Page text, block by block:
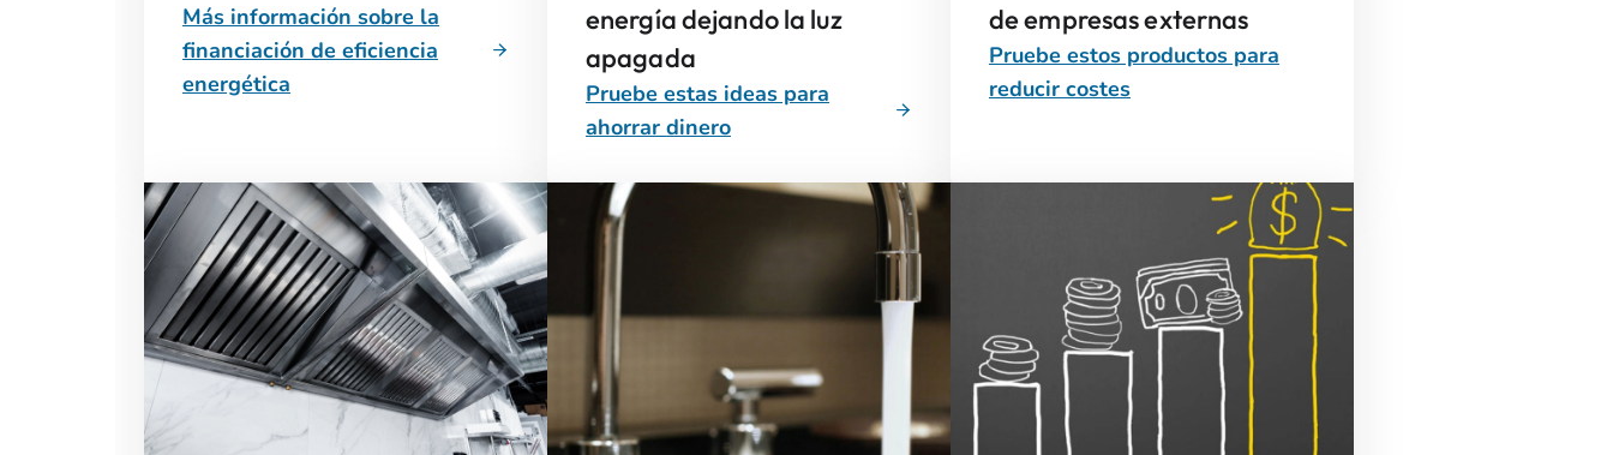
Más información sobre la
financiación de eficiencia
energética
energía dejando la luz
apagada
Pruebe estas ideas para
ahorrar dinero
de empresas externas
Pruebe estos productos para
reducir costes